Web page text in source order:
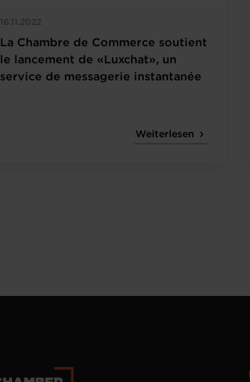
16.11.2022
La Chambre de Commerce soutient
le lancement de «Luxchat», un
service de messagerie instantanée
Weiterlesen